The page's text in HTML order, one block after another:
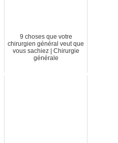
9 choses que votre
chirurgien général veut que
vous sachiez | Chirurgie
générale